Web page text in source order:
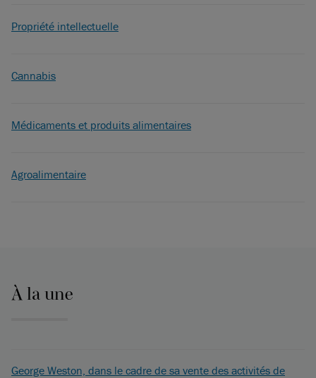
Propriété intellectuelle
Cannabis
Médicaments et produits alimentaires
Agroalimentaire
À la une
George Weston, dans le cadre de sa vente des activités de